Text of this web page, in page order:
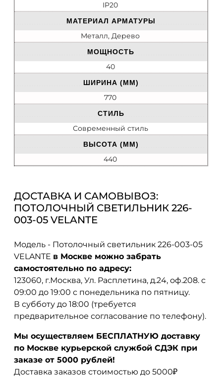
IP20
МАТЕРИАЛ АРМАТУРЫ
Металл, Дерево
МОЩНОСТЬ
40
ШИРИНА (ММ)
770
СТИЛЬ
Современный стиль
ВЫСОТА (ММ)
440
ДОСТАВКА И САМОВЫВОЗ:
ПОТОЛОЧНЫЙ СВЕТИЛЬНИК 226-
003-05 VELANTE
Модель - Потолочный светильник 226-003-05
VELANTE в Москве можно забрать
самостоятельно по адресу:
123060, г.Москва, Ул. Расплетина, д.24, оф.208. с
09:00 до 19:00 с понедельника по пятницу.
В субботу до 18:00 (требуется
предварительное согласование по телефону).
Мы осуществляем БЕСПЛАТНУЮ доставку
по Москве курьерской службой СДЭК при
заказе от 5000 рублей!
Доставка заказов стоимостью до 5000₽